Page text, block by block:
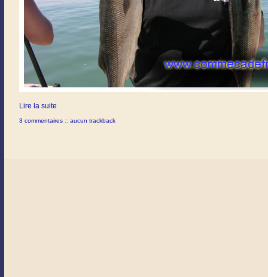
Lire la suite
3 commentaires :: aucun trackback